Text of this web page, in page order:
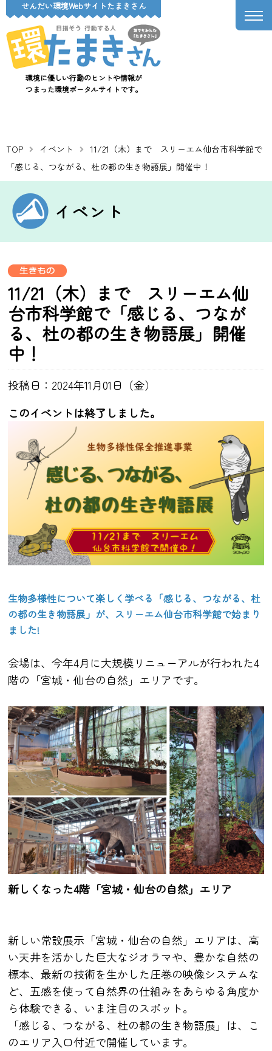
せんだい環境Webサイトたまきさん
環境に優しい行動のヒントや情報が
つまった環境ポータルサイトです。
TOP イベント
11/21（木）まで スリーエム仙台市科学館で
「感じる、つながる、杜の都の生き物語展」開催中！
イベント
11/21（木）まで スリーエム仙
台市科学館で「感じる、つなが
る、杜の都の生き物語展」開催
中！
投稿日：2024年11月01日（金）
このイベントは終了しました。
生物多様性について楽しく学べる「感じる、つながる、杜
の都の生き物語展」が、スリーエム仙台市科学館で始まり
ました!
会場は、今年4月に大規模リニューアルが行われた4
階の「宮城・仙台の自然」エリアです。
新しくなった4階「宮城・仙台の自然」エリア
新しい常設展示「宮城・仙台の自然」エリアは、高
い天井を活かした巨大なジオラマや、豊かな自然の
標本、最新の技術を生かした圧巻の映像システムな
ど、五感を使って自然界の仕組みをあらゆる角度か
ら体験できる、いま注目のスポット。
「感じる、つながる、杜の都の生き物語展」は、こ
のエリア入口付近で開催しています。